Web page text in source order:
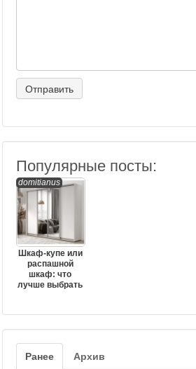
Популярные посты:
domitianus
Шкаф-купе или
распашной
шкаф: что
лучше выбрать
Ранее Архив